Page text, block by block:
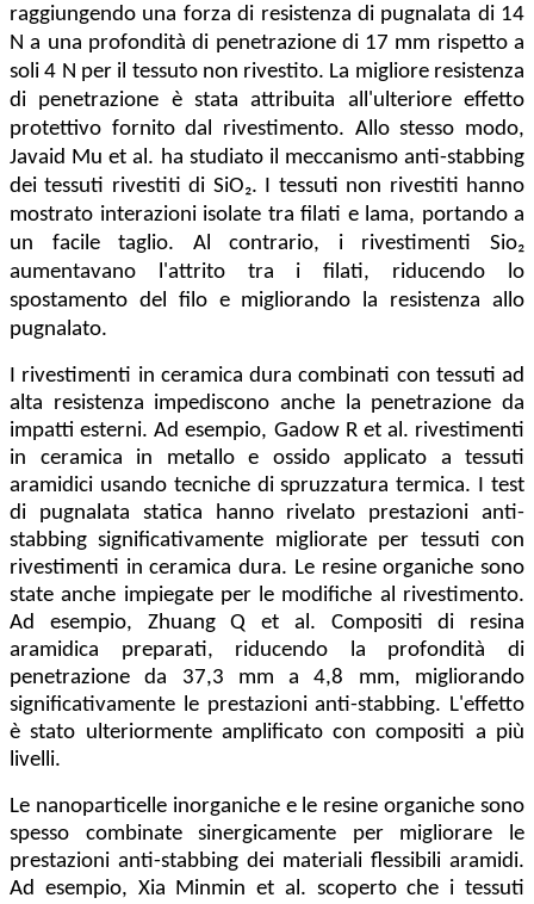
raggiungendo una forza di resistenza di pugnalata di 14
N a una profondità di penetrazione di 17 mm rispetto a
soli 4 N per il tessuto non rivestito. La migliore resistenza
di penetrazione è stata attribuita all'ulteriore effetto
protettivo fornito dal rivestimento. Allo stesso modo,
Javaid Mu et al. ha studiato il meccanismo anti-stabbing
dei tessuti rivestiti di SiO₂. I tessuti non rivestiti hanno
mostrato interazioni isolate tra filati e lama, portando a
un facile taglio. Al contrario, i rivestimenti Sio₂
aumentavano l'attrito tra i filati, riducendo lo
spostamento del filo e migliorando la resistenza allo
pugnalato.
I rivestimenti in ceramica dura combinati con tessuti ad
alta resistenza impediscono anche la penetrazione da
impatti esterni. Ad esempio, Gadow R et al. rivestimenti
in ceramica in metallo e ossido applicato a tessuti
aramidici usando tecniche di spruzzatura termica. I test
di pugnalata statica hanno rivelato prestazioni anti-
stabbing significativamente migliorate per tessuti con
rivestimenti in ceramica dura. Le resine organiche sono
state anche impiegate per le modifiche al rivestimento.
Ad esempio, Zhuang Q et al. Compositi di resina
aramidica preparati, riducendo la profondità di
penetrazione da 37,3 mm a 4,8 mm, migliorando
significativamente le prestazioni anti-stabbing. L'effetto
è stato ulteriormente amplificato con compositi a più
livelli.
Le nanoparticelle inorganiche e le resine organiche sono
spesso combinate sinergicamente per migliorare le
prestazioni anti-stabbing dei materiali flessibili aramidi.
Ad esempio, Xia Minmin et al. scoperto che i tessuti